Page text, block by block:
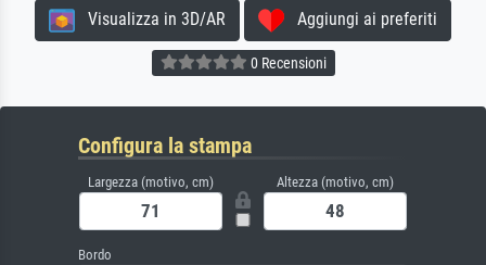
Visualizza in 3D/AR Aggiungi ai preferiti
0 Recensioni
Configura la stampa
Largezza (motivo, cm) Altezza (motivo, cm)
Bordo